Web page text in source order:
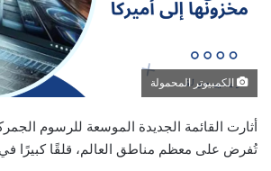
الكمبيوتر المحمولة
أثارت القائمة الجديدة الموسعة للرسوم
تُفرض على معظم مناطق العالم، قلقًا كبيرًا